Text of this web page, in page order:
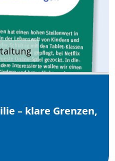
– klare Grenzen,